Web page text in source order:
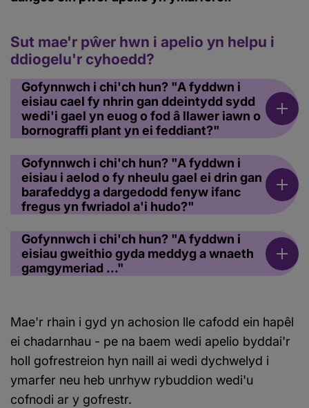
Sut mae'r pŵer hwn i apelio yn helpu i
ddiogelu'r cyhoedd?
Gofynnwch i chi'ch hun? "A fyddwn i
eisiau cael fy nhrin gan ddeintydd sydd
wedi'i gael yn euog o fod â llawer iawn o
bornograffi plant yn ei feddiant?"
Gofynnwch i chi'ch hun? "A fyddwn i
eisiau i aelod o fy nheulu gael ei drin gan
barafeddyg a dargedodd fenyw ifanc
fregus yn fwriadol a'i hudo?"
Gofynnwch i chi'ch hun? "A fyddwn i
eisiau gweithio gyda meddyg a wnaeth
gamgymeriad ..."
Mae'r rhain i gyd yn achosion lle cafodd ein hapêl
ei chadarnhau - pe na baem wedi apelio byddai'r
holl gofrestreion hyn naill ai wedi dychwelyd i
ymarfer neu heb unrhyw rybuddion wedi'u
cofnodi ar y gofrestr.